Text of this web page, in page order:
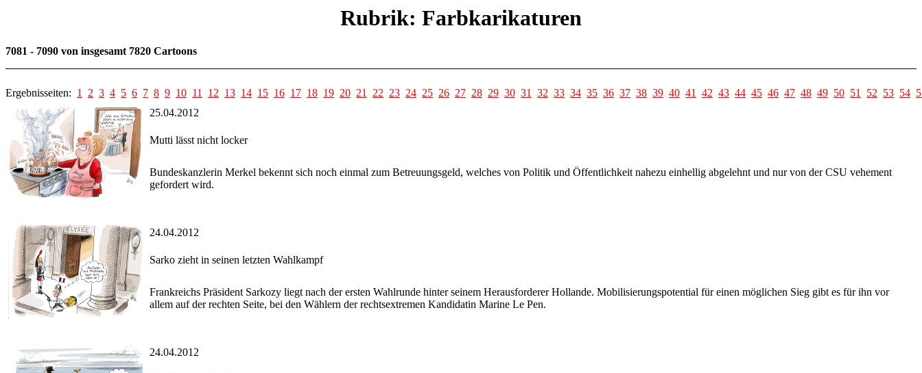
Rubrik: Farbkarikaturen
7081 - 7090 von insgesamt 7820 Cartoons
Ergebnisseiten: 1 2 3 4 5 6 7 8 9 10 11 12 13 14 15 16 17 18 19 20 21 22 23 24 25 26 27 28 29 30 31 32 33 34 35 36 37 38 39 40 41 42 43 44 45 46 47 48 49 50 51 52 53 54
25.04.2012
Mutti lässt nicht locker
Bundeskanzlerin Merkel bekennt sich noch einmal zum Betreuungsgeld, welches von Politik und Öffentlichkeit nahezu einhellig abgelehnt und nur von der CSU vehement
gefordert wird.
24.04.2012
Sarko zieht in seinen letzten Wahlkampf
Frankreichs Präsident Sarkozy liegt nach der ersten Wahlrunde hinter seinem Herausforderer Hollande. Mobilisierungspotential für einen möglichen Sieg gibt es für ihn vor
allem auf der rechten Seite, bei den Wählern der rechtsextremen Kandidatin Marine Le Pen.
24.04.2012